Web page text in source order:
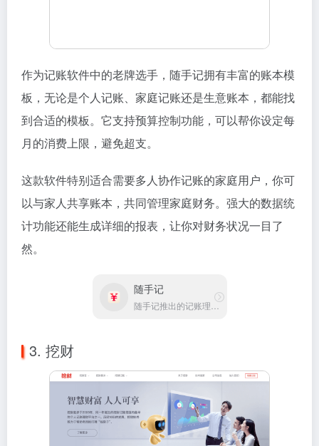
作为记账软件中的老牌选手，随手记拥有丰富的账本模
板，无论是个人记账、家庭记账还是生意账本，都能找
到合适的模板。它支持预算控制功能，可以帮你设定每
月的消费上限，避免超支。
这款软件特别适合需要多人协作记账的家庭用户，你可
以与家人共享账本，共同管理家庭财务。强大的数据统
计功能还能生成详细的报表，让你对财务状况一目了
然。
随手记
随手记推出的记账理财软件
3. 挖财